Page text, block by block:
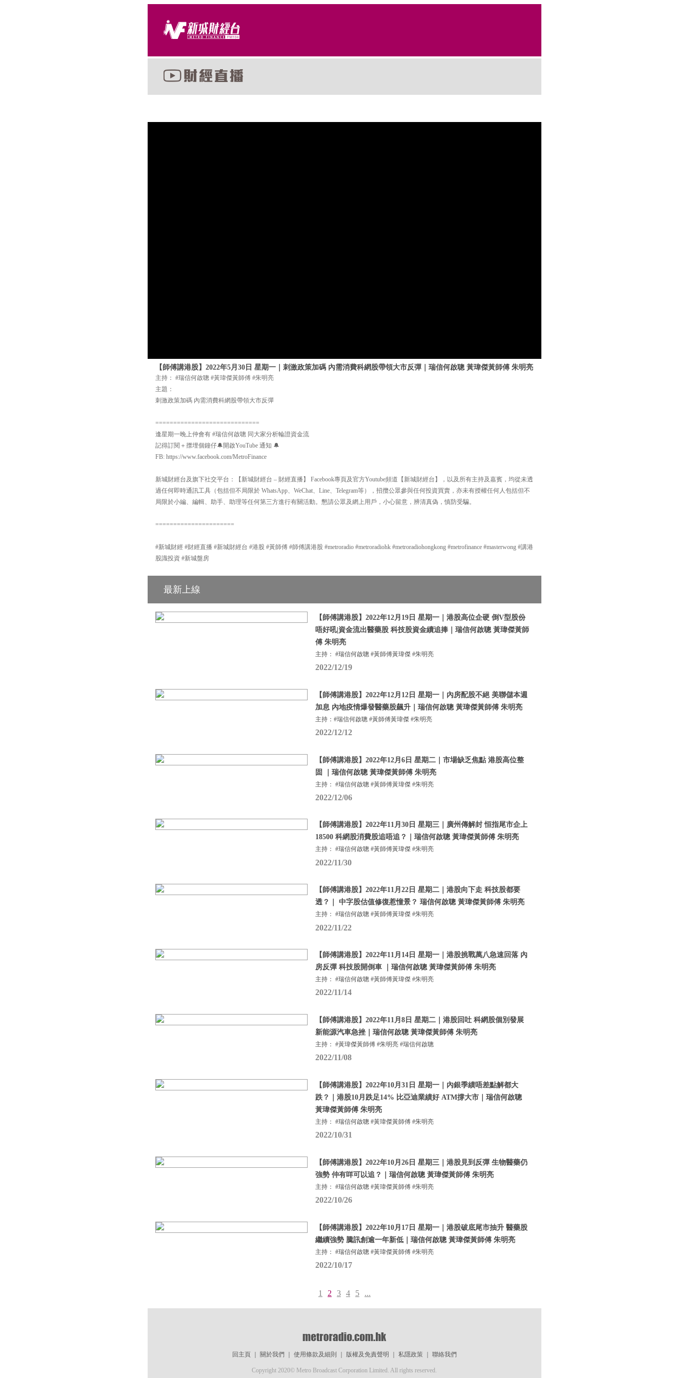
【師傅講港股】2022年5月30日 星期一｜刺激政策加碼 內需消費科網股帶領大市反彈｜瑞信何啟聰 黃瑋傑黃師傅 朱明亮
主持： #瑞信何啟聰 #黃瑋傑黃師傅 #朱明亮
主題：
刺激政策加碼 內需消費科網股帶領大市反彈
=============================
逢星期一晚上仲會有 #瑞信何啟聰 同大家分析輪證資金流
記得訂閱＋㩒埋個鐘仔🔔開啟YouTube 通知 🔔
FB: https://www.facebook.com/MetroFinance
新城財經台及旗下社交平台：【新城財經台 – 財經直播】 Facebook專頁及官方Youtube頻道【新城財經台】，以及所有主持及嘉賓，均從未透
過任何即時通訊工具（包括但不局限於 WhatsApp、WeChat、Line、Telegram等），招攬公眾參與任何投資買賣，亦未有授權任何人包括但不
局限於小編、編輯、助手、助理等任何第三方進行有關活動。懇請公眾及網上用戶，小心留意，辨清真偽，慎防受騙。
======================
#新城財經 #財經直播 #新城財經台 #港股 #黃師傅 #師傅講港股 #metroradio #metroradiohk #metroradiohongkong #metrofinance #masterwong #講港
股識投資 #新城盤房
最新上線
【師傅講港股】2022年12月19日 星期一｜港股高位企硬 倒V型股份
唔好吼|資金流出醫藥股 科技股資金續追捧｜瑞信何啟聰 黃瑋傑黃師
傅 朱明亮
主持： #瑞信何啟聰 #黃師傅黃瑋傑 #朱明亮
2022/12/19
【師傅講港股】2022年12月12日 星期一｜內房配股不絕 美聯儲本週
加息 內地疫情爆發醫藥股飆升｜瑞信何啟聰 黃瑋傑黃師傅 朱明亮
主持：#瑞信何啟聰 #黃師傅黃瑋傑 #朱明亮
2022/12/12
【師傅講港股】2022年12月6日 星期二｜市場缺乏焦點 港股高位整
固 ｜瑞信何啟聰 黃瑋傑黃師傅 朱明亮
主持： #瑞信何啟聰 #黃師傅黃瑋傑 #朱明亮
2022/12/06
【師傅講港股】2022年11月30日 星期三｜廣州傳解封 恒指尾市企上
18500 科網股消費股追唔追？｜瑞信何啟聰 黃瑋傑黃師傅 朱明亮
主持： #瑞信何啟聰 #黃師傅黃瑋傑 #朱明亮
2022/11/30
【師傅講港股】2022年11月22日 星期二｜港股向下走 科技股都要
透？｜ 中字股估值修復惹憧景？ 瑞信何啟聰 黃瑋傑黃師傅 朱明亮
主持： #瑞信何啟聰 #黃師傅黃瑋傑 #朱明亮
2022/11/22
【師傅講港股】2022年11月14日 星期一｜港股挑戰萬八急速回落 內
房反彈 科技股開倒車 ｜瑞信何啟聰 黃瑋傑黃師傅 朱明亮
主持： #瑞信何啟聰 #黃師傅黃瑋傑 #朱明亮
2022/11/14
【師傅講港股】2022年11月8日 星期二｜港股回吐 科網股個別發展
新能源汽車急挫｜瑞信何啟聰 黃瑋傑黃師傅 朱明亮
主持： #黃瑋傑黃師傅 #朱明亮 #瑞信何啟聰
2022/11/08
【師傅講港股】2022年10月31日 星期一｜內銀季績唔差點解都大
跌？｜港股10月跌足14% 比亞迪業績好 ATM撐大市｜瑞信何啟聰
黃瑋傑黃師傅 朱明亮
主持： #瑞信何啟聰 #黃瑋傑黃師傅 #朱明亮
2022/10/31
【師傅講港股】2022年10月26日 星期三｜港股見到反彈 生物醫藥仍
強勢 仲有咩可以追？｜瑞信何啟聰 黃瑋傑黃師傅 朱明亮
主持： #瑞信何啟聰 #黃瑋傑黃師傅 #朱明亮
2022/10/26
【師傅講港股】2022年10月17日 星期一｜港股破底尾市抽升 醫藥股
繼續強勢 騰訊創逾一年新低｜瑞信何啟聰 黃瑋傑黃師傅 朱明亮
主持： #瑞信何啟聰 #黃瑋傑黃師傅 #朱明亮
2022/10/17
1 2 3 4 5 ...
回主頁｜ 關於我們 使用條款及細則 版權及免責聲明 私隱政策｜ 聯絡我們
Copyright 2020© Metro Broadcast Corporation Limited. All rights reserved.